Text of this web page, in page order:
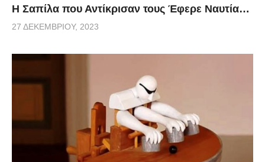
Η Σαπίλα που Αντίκρισαν τους Έφερε Ναυτία…
27 ΔΕΚΕΜΒΡΊΟΥ, 2023